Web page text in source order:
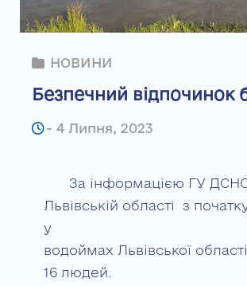
НОВИНИ
Безпечний відпочинок
- 4 Липня, 2023
За інформацією ГУ
Львівській області з
у
водоймах Львівської
16 людей.